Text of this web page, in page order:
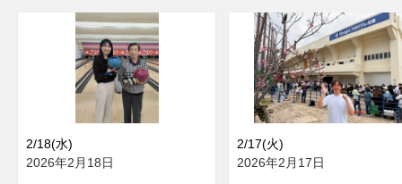
2/18(水)
2026年2月18日
2/17(火)
2026年2月17日